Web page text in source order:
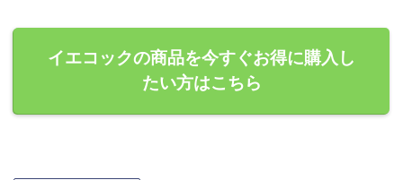
イエコックの商品を今すぐお得に購入し
たい方はこちら